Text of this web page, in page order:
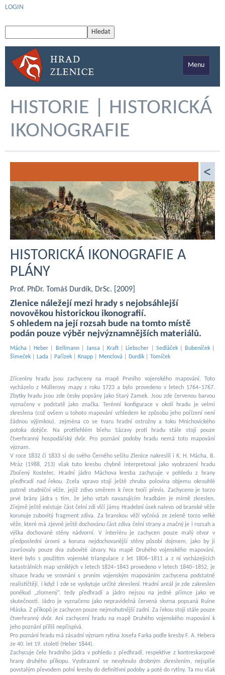
LOGIN
Menu
HISTORIE | HISTORICKÁ
IKONOGRAFIE
HISTORICKÁ IKONOGRAFIE A
PLÁNY
Prof. PhDr. Tomáš Durdík, DrSc. [2009]
Zlenice náležejí mezi hrady s nejobsáhlejší
novověkou historickou ikonografií.
S ohledem na její rozsah bude na tomto místě
podán pouze výběr nejvýznamnějších materiálů.
Mácha Heber Bellmann| Jansa Kraft Liebscher Sedláček| Bubeníček|
Šimeček
Lada Pařízek Knapp Menclová Durdík Tomíček
Zříceniny hradu jsou zachyceny na mapě Prvního vojenského mapování. Toto
vycházelo z Müllerovy mapy z roku 1723 a bylo provedeno v letech 1764–1767.
Zbytky hradu jsou zde česky popsány jako Starý Zamek. Jsou zde červenou barvou
vyznačeny v podstatě jako značka. Terénní konfigurace v okolí hradu je velmi
zkreslena (což ovšem u tohoto mapování vzhledem ke způsobu jeho pořízení není
žádnou výjimkou), zejména co se tvaru hradní ostrožny a toku Mnichovického
potoka dotýče. Na protilehlém břehu Sázavy proti hradu stále stojí pouze
čtverhranný hospodářský dvůr. Pro poznání podoby hradu nemá toto mapování
význam.
V roce 1832 či 1833 si do svého Černého sešitu Zlenice nakreslil i K. H. Mácha, B.
Mráz (1988, 213) však tuto kresbu chybně interpretoval jako vyobrazení hradu
Zbořený Kostelec. Hradní jádro Máchova kresba zachycuje v pohledu z hrany
předhradí nad řekou. Zcela vpravo stojí ještě zhruba polovina objemu okrouhlé
patrně studniční věže, jejíž zdivo směrem k řece tvoří převis. Zachyceno je torzo
prvé brány jádra s tím, že jeho vztah navazujícím hradbám je mírně zkreslen.
Zřejmě ještě existuje část čelní zdi vlčí jámy. Hradební úsek nalevo od branské věže
korunuje zubovitý fragment zdiva. Za branskou věží vyčnívá ze zeleně torzo velké
věže, které má zjevně ještě dochovánu část zdiva čelní strany a značný je i rozsah a
výška dochované stěny nádvorní. V interiéru je zachycen pouze malý otvor v
předposlední úrovni a koruna nejdochovanější stěny působí dojmem, jako by ji
završovaly pouze dva zubovité útvary. Na mapě Druhého vojenského mapování,
které bylo s použitím vojenské triangulace z let 1806–1811 a z ní vycházejících
katastrálních map vzniklých v letech 1824–1843 provedeno v letech 1840–1852, je
situace hradu ve srovnání s prvním vojenským mapováním zachycena podstatně
realističtěji, i když i zde se vyskytuje určité zkreslení. Hradní areál je zde zakreslen
poněkud „zlomený“, tedy předhradí a jádro nejsou na jedné přímce jako ve
skutečnosti. Jádro je vyznačeno jako nepravidelná červená skvrna popsaná Ruine
Hláska. Z příkopů je zachycen pouze nejmohutnější zadní. Za řekou stojí stále pouze
čtverhranný dvůr. Ani zachycení hradu na mapě Druhého vojenského mapování k
jeho poznání příliš nepřispívá.
Pro poznání hradu má zásadní význam rytina Josefa Farka podle kresby F. A. Hebera
ze 40. let 19. století (Heber 1844).
Zachycuje čelo hradního jádra v pohledu z předhradí, respektive z kontreskarpové
hrany druhého příkopu. Vyobrazení se nevyhnulo drobným zkreslením, nejspíše
povstalým převodem polní kresby do definitivní podoby a poté do rytiny. Ta mu však